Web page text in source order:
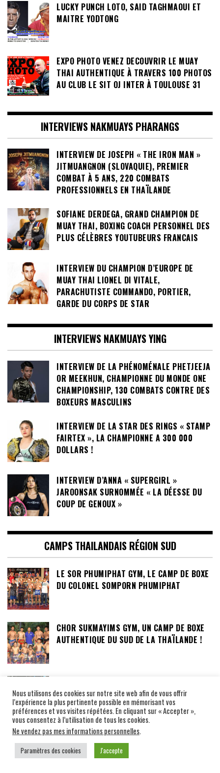
LUCKY PUNCH LOTO, SAID TAGHMAOUI ET
MAITRE YODTONG
EXPO PHOTO VENEZ DECOUVRIR LE MUAY
THAI AUTHENTIQUE À TRAVERS 100 PHOTOS
AU CLUB LE SIT OJ INTER À TOULOUSE 31
INTERVIEWS NAKMUAYS PHARANGS
INTERVIEW DE JOSEPH « THE IRON MAN »
JITMUANGNON (SLOVAQUIE), PREMIER
COMBAT À 5 ANS, 220 COMBATS
PROFESSIONNELS EN THAÏLANDE
SOFIANE DERDEGA, GRAND CHAMPION DE
MUAY THAI, BOXING COACH PERSONNEL DES
PLUS CÉLÈBRES YOUTUBEURS FRANCAIS
INTERVIEW DU CHAMPION D’EUROPE DE
MUAY THAI LIONEL DI VITALE,
PARACHUTISTE COMMANDO, PORTIER,
GARDE DU CORPS DE STAR
INTERVIEWS NAKMUAYS YING
INTERVIEW DE LA PHÉNOMÉNALE PHETJEEJA
OR MEEKHUN, CHAMPIONNE DU MONDE ONE
CHAMPIONSHIP, 130 COMBATS CONTRE DES
BOXEURS MASCULINS
INTERVIEW DE LA STAR DES RINGS « STAMP
FAIRTEX », LA CHAMPIONNE A 300 000
DOLLARS !
INTERVIEW D’ANNA « SUPERGIRL »
JAROONSAK SURNOMMÉE « LA DÉESSE DU
COUP DE GENOUX »
CAMPS THAILANDAIS RÉGION SUD
LE SOR PHUMIPHAT GYM, LE CAMP DE BOXE
DU COLONEL SOMPORN PHUMIPHAT
CHOR SUKMAYIMS GYM, UN CAMP DE BOXE
AUTHENTIQUE DU SUD DE LA THAÏLANDE !
CAMPS THAILANDAIS RÉGION NORD
Nous utilisons des cookies sur notre site web afin de vous offrir
l’expérience la plus pertinente possible en mémorisant vos
préférences et vos visites répétées. En cliquant sur « Accepter »,
vous consentez à l’utilisation de tous les cookies.
Ne vendez pas mes informations personnelles.
Paramètres des cookies J'accepte